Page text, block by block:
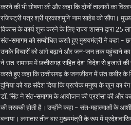
करने की भी घोषणा की और कहा कि दोनों तालाबों का
रजिस्ट्री पत्र श्री प्रकाशमुनि नाम साहेब को सौंपा।
विकास के कार्य शुरू करने के लिए राज्य शासन द्वारा 25
संत-समागम को सम्बोधित करते हुए मुख्यमंत्री ने कहा –
उनके विचारों को आगे बढ़ाने और जन-जन तक पहुंचाने का
ने संत-समागम में छत्तीसगढ़ सहित देश-विदेश से हजारों
करते हुए कहा कि छत्तीसगढ़ के जनजीवन में संत कबीर के
दुनिया को यह संदेश दिया कि प्रत्येक मनुष्य के खून का
डॉ. सिंह ने संत-समागम के आयोजन की प्रशंसा की और
की तरक्की होती है। उन्होंने कहा – संत-महात्माओं के
बनाया। लगातार तीन बार मुख्यमंत्री के रूप में